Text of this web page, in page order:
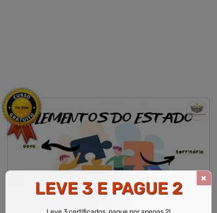
WR Educacional Cursos
Área de Contabilidade
LEVE 3 E PAGUE 2